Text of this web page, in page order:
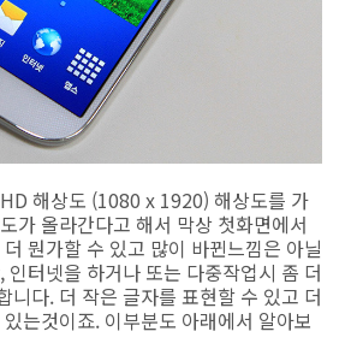
해상도 (1080 x 1920) 해상도를 가
가 올라간다고 해서 막상 첫화면에서
뭔가할 수 있고 많이 바뀐느낌은 아닐
인터넷을 하거나 또는 다중작업시 좀 더
니다. 더 작은 글자를 표현할 수 있고 더
는것이죠. 이부분도 아래에서 알아보